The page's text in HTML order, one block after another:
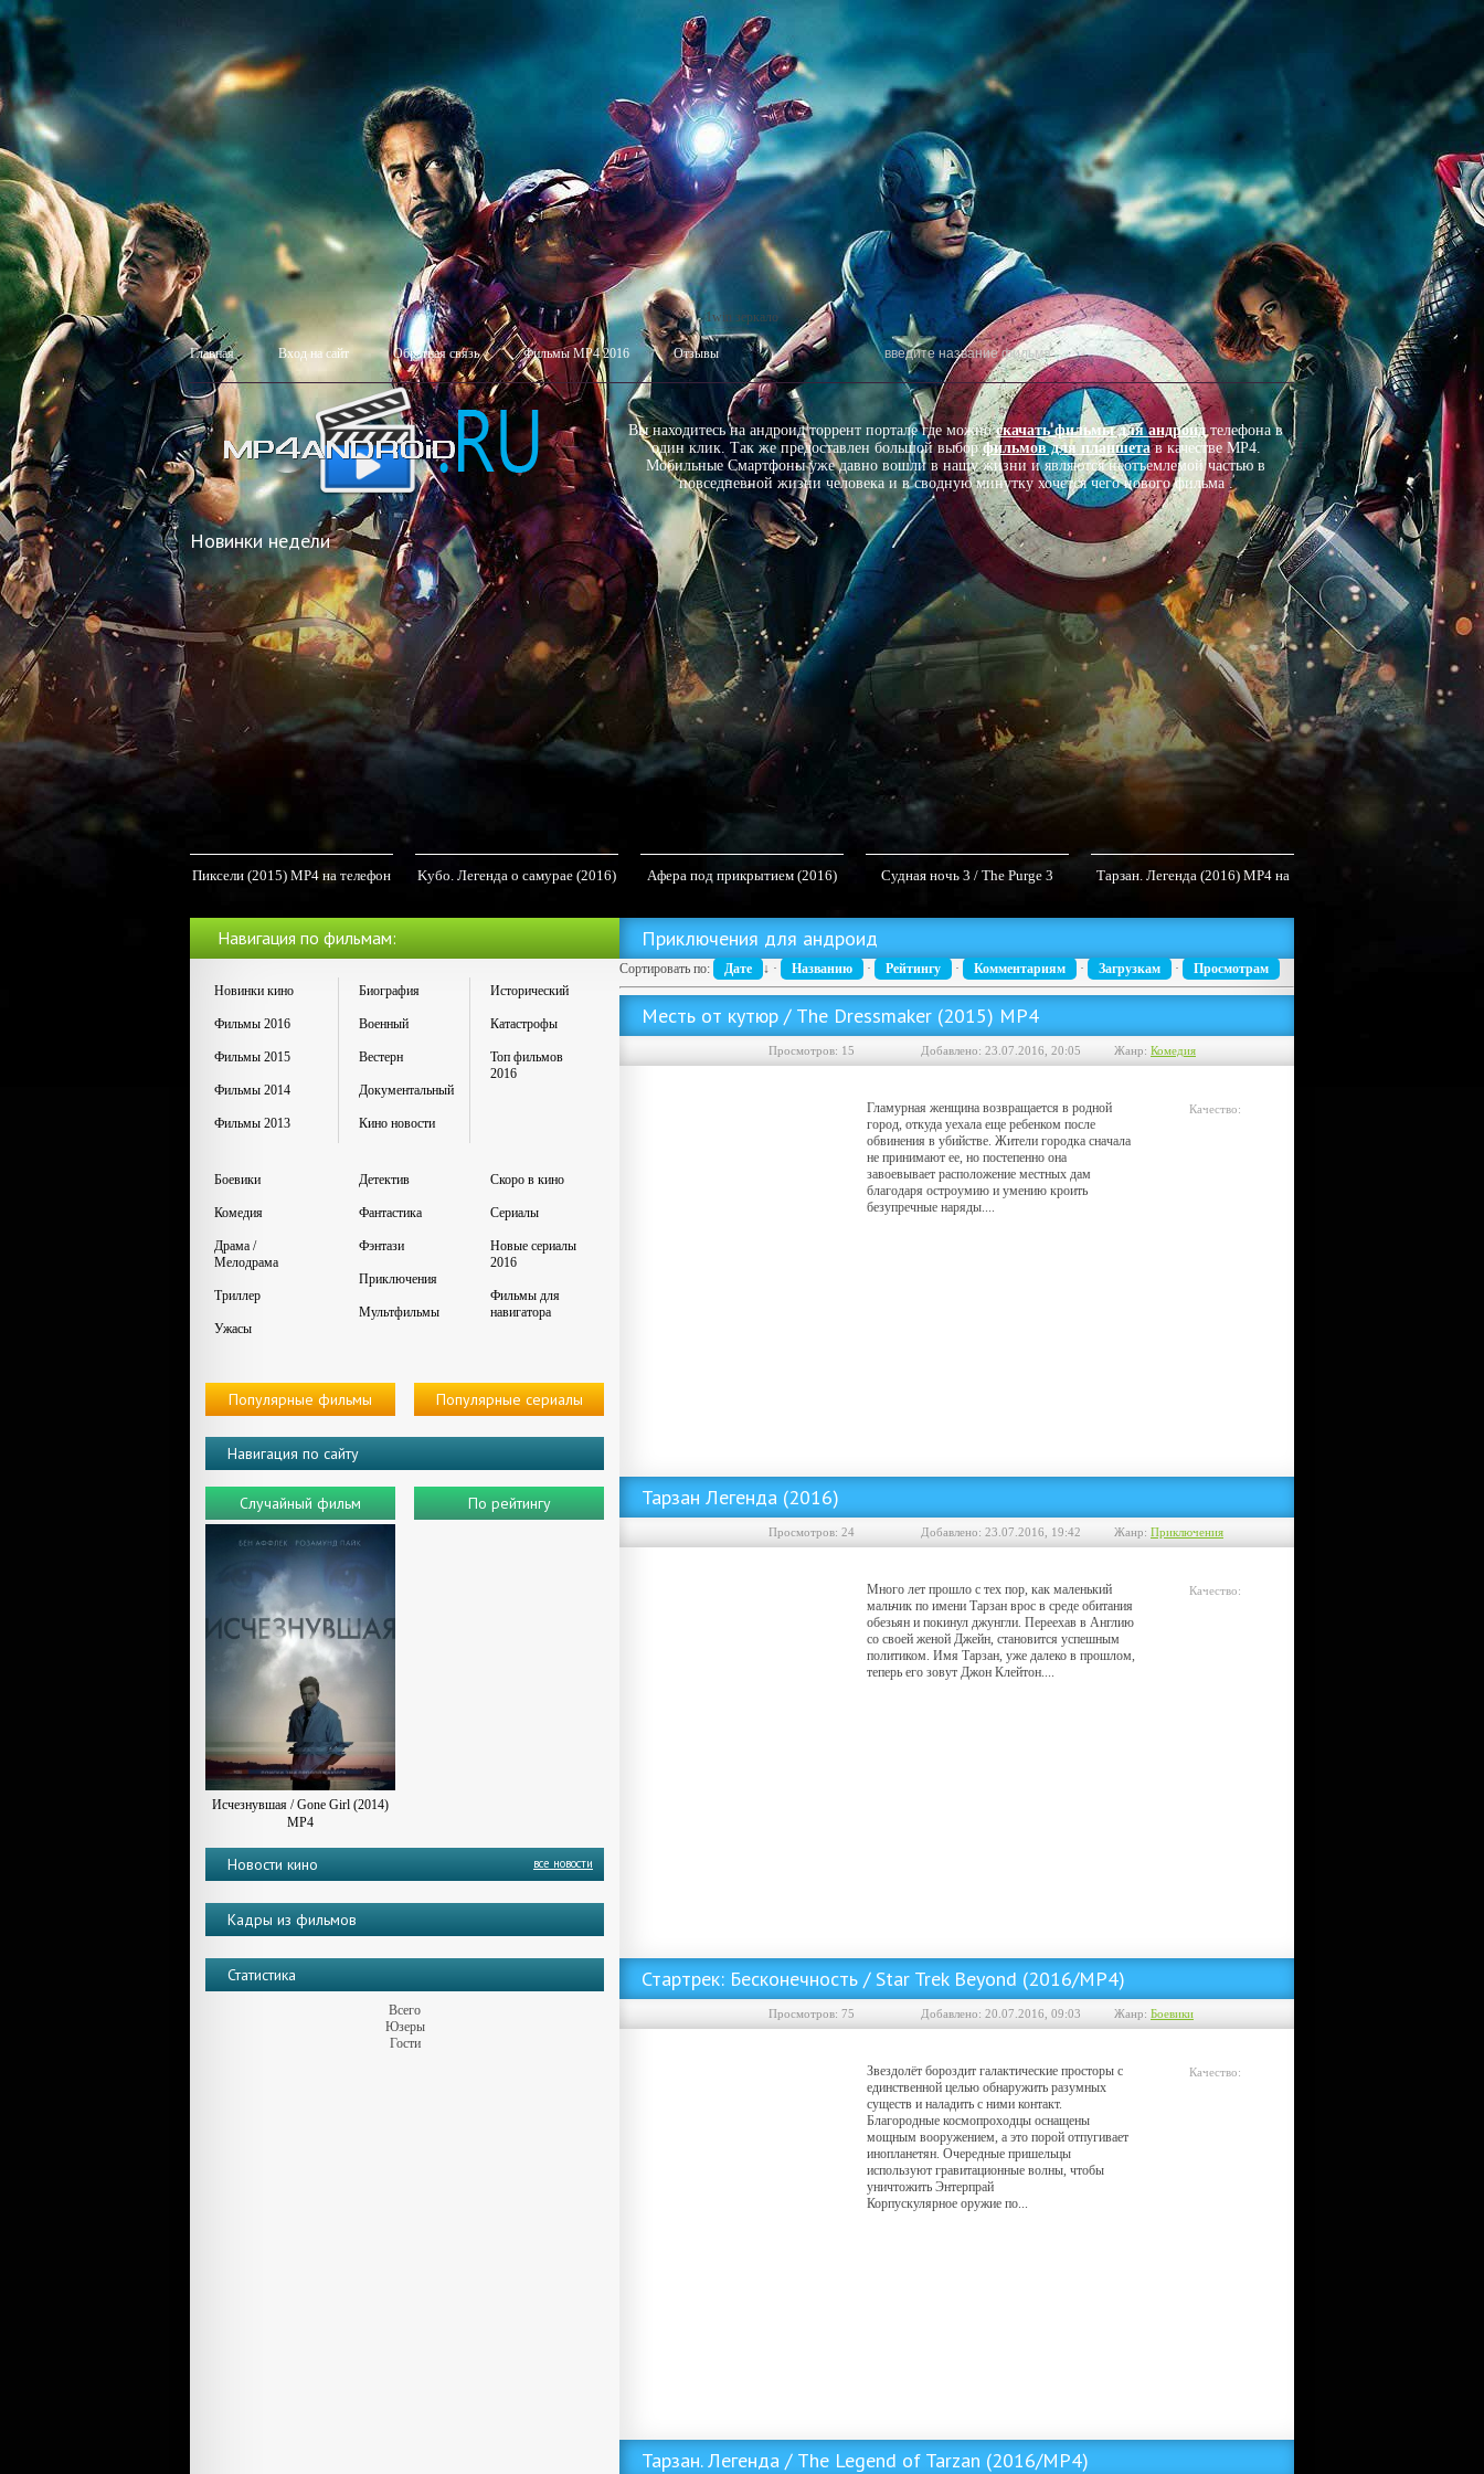
1win зеркало
Главная Вход на сайт Обратная связь Фильмы MP4 2016 Отзывы
Вы находитесь на андроид торрент портале где можноскачать фильмы для андроидтелефона в
один клик. Так же предоставлен большой выборфильмов для планшетав качестве MP4.
Мобильные Смартфоны уже давно вошли в нашу жизни и являются неотъемлемой частью в
повседневной жизни человека и в сводную минутку хочется чего нового фильма .
Новинки недели
Пиксели (2015) MP4 на телефон Kубо. Легенда о самурае (2016)
MP4 на телефон
Афера под прикрытием (2016)
MP4 на телефон
Судная ночь 3 / The Purge 3
(2016) MP4
Тарзан. Легенда (2016) MP4 на
телефон
Навигация по фильмам:
Новинки кино
Фильмы 2016
Фильмы 2015
Фильмы 2014
Фильмы 2013
Биография
Военный
Вестерн
Документальный
Кино новости
Исторический
Катастрофы
Топ фильмов
2016
Боевики
Комедия
Драма /
Мелодрама
Триллер
Ужасы
Детектив
Фантастика
Фэнтази
Приключения
Мультфильмы
Скоро в кино
Сериалы
Новые сериалы
2016
Фильмы для
навигатора
Популярные фильмы Популярные сериалы
Навигация по сайту
Случайный фильм
Исчезнувшая / Gone Girl (2014)
MP4
По рейтингу
Новости кино все новости
Кадры из фильмов
Статистика
Всего
Юзеры
Гости
Приключения для андроид
Сортировать по: Дате ↓ · Названию · Рейтингу · Комментариям · Загрузкам · Просмотрам
Месть от кутюр / The Dressmaker (2015) MP4
Просмотров: 15 Жанр: Комедия
Добавленo: 23.07.2016, 20:05
Гламурная женщина возвращается в родной
город, откуда уехала еще ребенком после
обвинения в убийстве. Жители городка сначала
не принимают ее, но постепенно она
завоевывает расположение местных дам
благодаря остроумию и умению кроить
безупречные наряды....
Качество:
Тарзан Легенда (2016)
Просмотров: 24 Жанр: Приключения
Добавленo: 23.07.2016, 19:42
Много лет прошло с тех пор, как маленький
мальчик по имени Тарзан врос в среде обитания
обезьян и покинул джунгли. Переехав в Англию
со своей женой Джейн, становится успешным
политиком. Имя Тарзан, уже далеко в прошлом,
теперь его зовут Джон Клейтон....
Качество:
Стартрек: Бесконечность / Star Trek Beyond (2016/MP4)
Просмотров: 75 Жанр: Боевики
Добавленo: 20.07.2016, 09:03
Звездолёт бороздит галактические просторы с
единственной целью обнаружить разумных
существ и наладить с ними контакт.
Благородные космопроходцы оснащены
мощным вооружением, а это порой отпугивает
инопланетян. Очередные пришельцы
используют гравитационные волны, чтобы
уничтожить Энтерпрай
Корпускулярное оружие по...
Качество:
Тарзан. Легенда / The Legend of Tarzan (2016/MP4)